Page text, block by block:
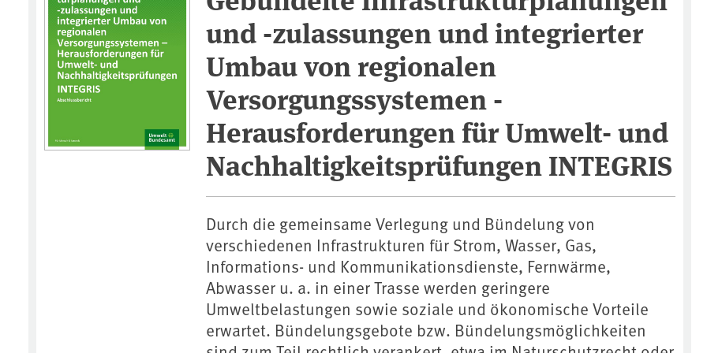
und -zulassungen und integrierter
Umbau von regionalen
Versorgungssystemen -
Herausforderungen für Umwelt- und
Nachhaltigkeitsprüfungen INTEGRIS
Durch die gemeinsame Verlegung und Bündelung von
verschiedenen Infrastrukturen für Strom, Wasser, Gas,
Informations- und Kommunikationsdienste, Fernwärme,
Abwasser u. a. in einer Trasse werden geringere
Umweltbelastungen sowie soziale und ökonomische Vorteile
erwartet. Bündelungsgebote bzw. Bündelungsmöglichkeiten